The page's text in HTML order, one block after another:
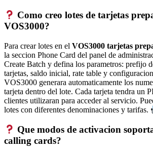
Como creo lotes de tarjetas
VOS3000?
Para crear lotes en el VOS3000 tarjetas
la seccion Phone Card del panel de
Create Batch y defina los parametros: prefijo
tarjetas, saldo inicial, rate table y
VOS3000 generara automaticamente los
tarjeta dentro del lote. Cada tarjeta tendra un
clientes utilizaran para acceder al servicio.
lotes con diferentes denominaciones y tarifas.
Que modos de activacion
calling cards?